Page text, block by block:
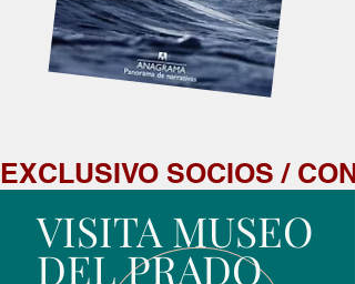
EXCLUSIVO SOCIOS /
VISITA MUSEO
DEL PRADO